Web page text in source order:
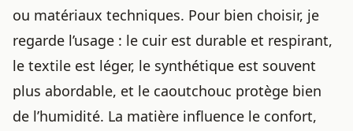
ou matériaux techniques. Pour bien choisir, je
regarde l’usage : le cuir est durable et respirant,
le textile est léger, le synthétique est souvent
plus abordable, et le caoutchouc protège bien
de l’humidité. La matière influence le confort,